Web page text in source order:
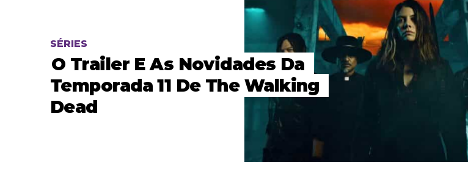
SÉRIES
O Trailer E As Novidades Da
Temporada 11 De The Walking
Dead